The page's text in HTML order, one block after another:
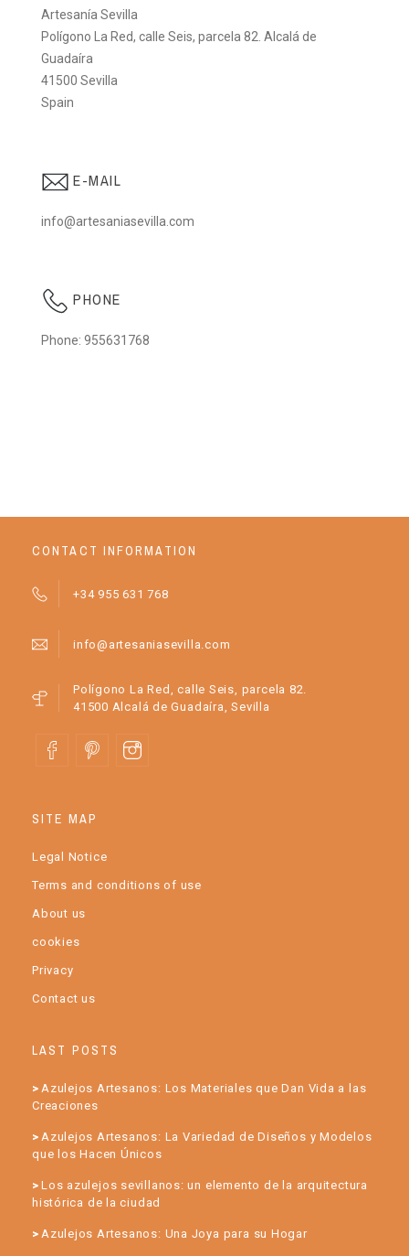
Artesanía Sevilla
Polígono La Red, calle Seis, parcela 82. Alcalá de
Guadaíra
41500 Sevilla
Spain
E-MAIL
info@artesaniasevilla.com
PHONE
Phone: 955631768
CONTACT INFORMATION
+34 955 631 768
info@artesaniasevilla.com
Polígono La Red, calle Seis, parcela 82.
41500 Alcalá de Guadaíra, Sevilla
SITE MAP
Legal Notice
Terms and conditions of use
About us
cookies
Privacy
Contact us
LAST POSTS
Azulejos Artesanos: Los Materiales que Dan Vida a las
Creaciones
Azulejos Artesanos: La Variedad de Diseños y Modelos
que los Hacen Únicos
Los azulejos sevillanos: un elemento de la arquitectura
histórica de la ciudad
Azulejos Artesanos: Una Joya para su Hogar